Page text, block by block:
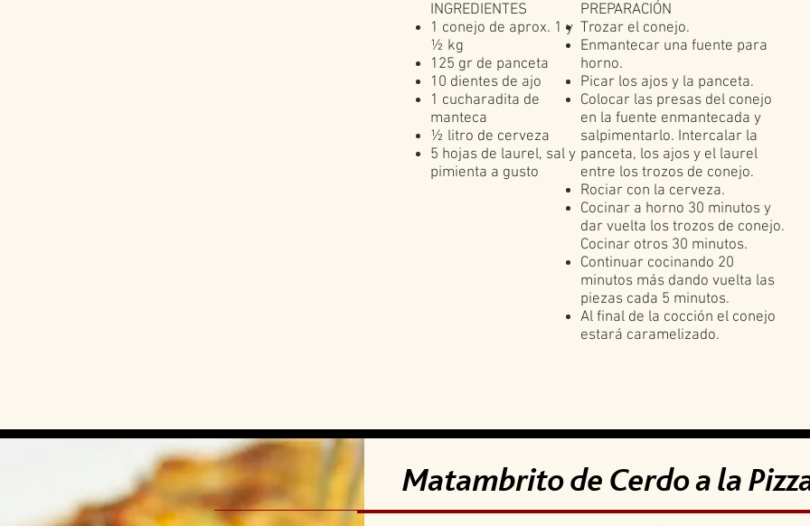
INGREDIENTES
1 conejo de aprox. 1 y
½ kg
125 gr de panceta
10 dientes de ajo
1 cucharadita de
manteca
½ litro de cerveza
5 hojas de laurel, sal y
pimienta a gusto
PREPARACIÓN
Trozar el conejo.
Enmantecar una fuente para
horno.
Picar los ajos y la panceta.
Colocar las presas del conejo
en la fuente enmantecada y
salpimentarlo. Intercalar la
panceta, los ajos y el laurel
entre los trozos de conejo.
Rociar con la cerveza.
Cocinar a horno 30 minutos y
dar vuelta los trozos de conejo.
Cocinar otros 30 minutos.
Continuar cocinando 20
minutos más dando vuelta las
piezas cada 5 minutos.
Al final de la cocción el conejo
estará caramelizado.
Matambrito de Cerdo a la